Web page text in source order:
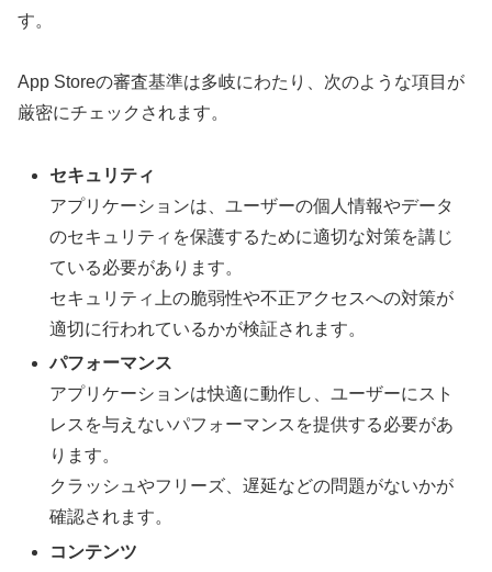
す。
App Storeの審査基準は多岐にわたり、次のような項目が
厳密にチェックされます。
セキュリティ
アプリケーションは、ユーザーの個人情報やデータ
のセキュリティを保護するために適切な対策を講じ
ている必要があります。
セキュリティ上の脆弱性や不正アクセスへの対策が
適切に行われているかが検証されます。
パフォーマンス
アプリケーションは快適に動作し、ユーザーにスト
レスを与えないパフォーマンスを提供する必要があ
ります。
クラッシュやフリーズ、遅延などの問題がないかが
確認されます。
コンテンツ